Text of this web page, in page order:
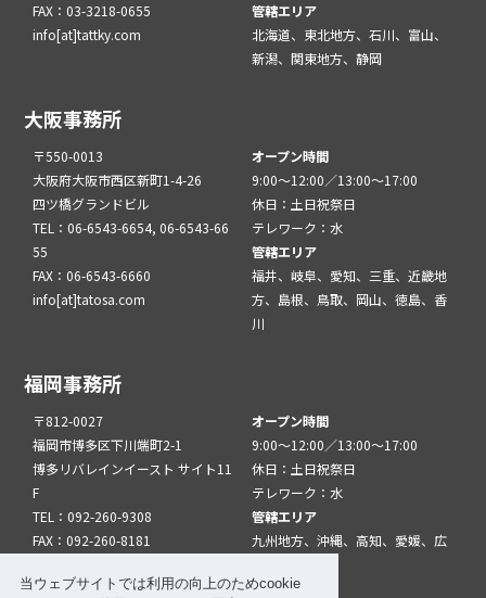
当ウェブサイトでは利用の向上のためcookie
FAX：03-3218-0655
info[at]tattky.com
管轄エリア
北海道、東北地方、石川、富山、
新潟、関東地方、静岡
大阪事務所
〒550-0013
大阪府大阪市西区新町1-4-26
四ツ橋グランドビル
TEL：06-6543-6654, 06-6543-66
55
FAX：06-6543-6660
info[at]tatosa.com
オープン時間
9:00～12:00／13:00～17:00
休日：土日祝祭日
テレワーク：水
管轄エリア
福井、岐阜、愛知、三重、近畿地
方、島根、鳥取、岡山、徳島、香
川
福岡事務所
〒812-0027
福岡市博多区下川端町2-1
博多リバレインイースト サイト11
F
TEL：092-260-9308
FAX：092-260-8181
オープン時間
9:00～12:00／13:00～17:00
休日：土日祝祭日
テレワーク：水
管轄エリア
九州地方、沖縄、高知、愛媛、広